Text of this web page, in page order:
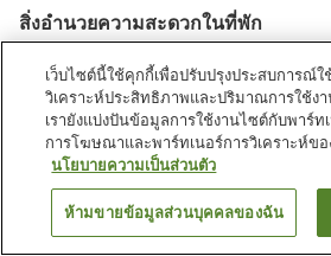
สิ่งอำนวยความสะดวกในที่พัก
เลานจ์
คาเฟ่
หน้าแรก ญี่ปุ่น โอซาก้า นครโอซาก้า
ค้นหาห้องพัก
เว็บไซต์นี้ใช้คุกกี้เพื่อปรับปรุงประสบการณ์ใ
วิเคราะห์ประสิทธิภาพและปริมาณการใช้งา
เรายังแบ่งปันข้อมูลการใช้งานไซต์กับพาร์ท
การโฆษณาและพาร์ทเนอร์การวิเคราะห์ขอ
นโยบายความเป็นส่วนตัว
ห้ามขายข้อมูลส่วนบุคคลของฉัน